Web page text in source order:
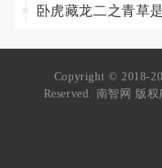
卧虎藏龙二之青草
Copyright © 2018-
Reserved. 南智网 版权